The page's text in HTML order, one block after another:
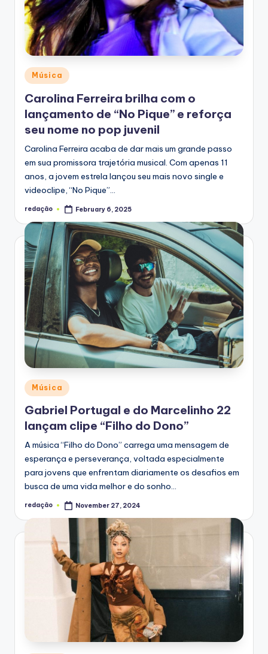
Posted
in
Música
Carolina Ferreira brilha com o
lançamento de “No Pique” e reforça
seu nome no pop juvenil
Carolina Ferreira acaba de dar mais um grande passo
em sua promissora trajetória musical. Com apenas 11
anos, a jovem estrela lançou seu mais novo single e
videoclipe, “No Pique”…
Posted
redação February 6, 2025
Posted
in
Música
Gabriel Portugal e do Marcelinho 22
lançam clipe “Filho do Dono”
A música “Filho do Dono” carrega uma mensagem de
esperança e perseverança, voltada especialmente
para jovens que enfrentam diariamente os desafios em
busca de uma vida melhor e do sonho…
Posted
redação November 27, 2024